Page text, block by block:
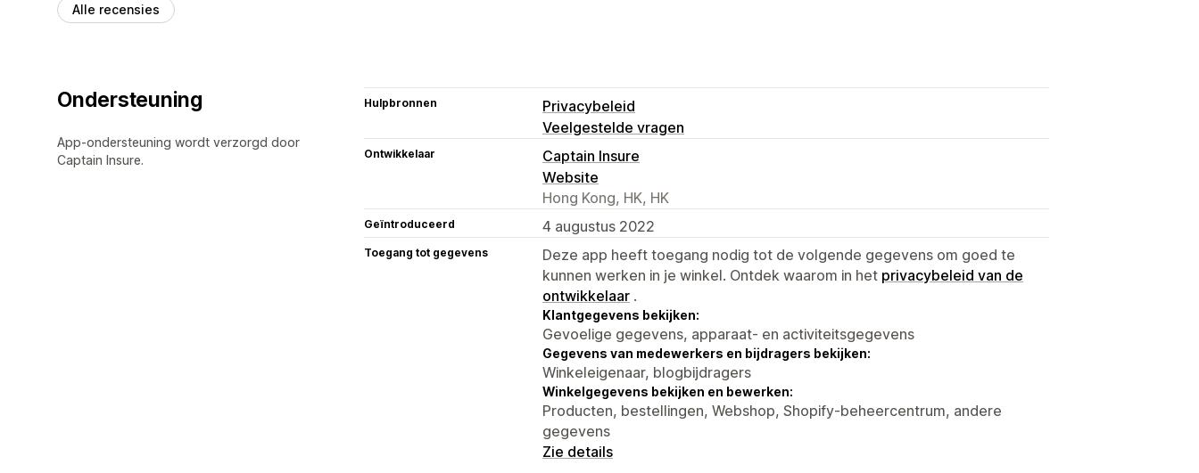
Alle recensies
Ondersteuning
App-ondersteuning wordt verzorgd door
Captain Insure.
Hulpbronnen
Privacybeleid
Veelgestelde vragen
Ontwikkelaar
Captain Insure
Website
Hong Kong, HK, HK
Geïntroduceerd 4 augustus 2022
Toegang tot gegevens
Deze app heeft toegang nodig tot de volgende gegevens om goed te
kunnen werken in je winkel. Ontdek waarom in het privacybeleid van de
ontwikkelaar .
Klantgegevens bekijken:
Gevoelige gegevens, apparaat- en activiteitsgegevens
Gegevens van medewerkers en bijdragers bekijken:
Winkeleigenaar, blogbijdragers
Winkelgegevens bekijken en bewerken:
Producten, bestellingen, Webshop, Shopify-beheercentrum, andere
gegevens
Zie details